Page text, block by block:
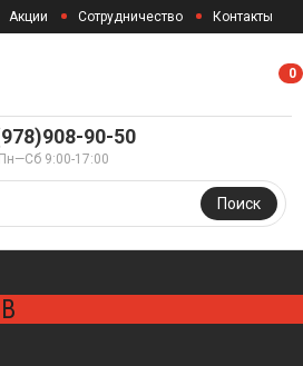
Акции Сотрудничество Контакты
90-50
Пн—Сб 9:00-17:00
Поиск
00